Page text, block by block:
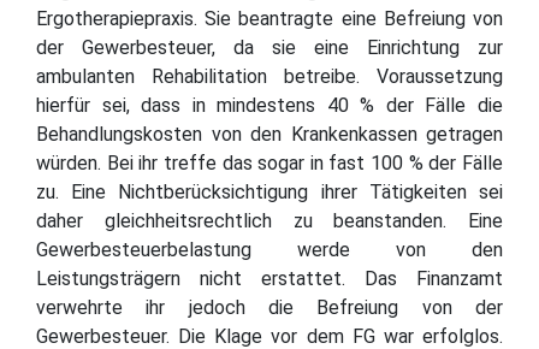
Ergotherapiepraxis. Sie beantragte eine Befreiung von
der Gewerbesteuer, da sie eine Einrichtung zur
ambulanten Rehabilitation betreibe. Voraussetzung
hierfür sei, dass in mindestens 40 % der Fälle die
Behandlungskosten von den Krankenkassen getragen
würden. Bei ihr treffe das sogar in fast 100 % der Fälle
zu. Eine Nichtberücksichtigung ihrer Tätigkeiten sei
daher gleichheitsrechtlich zu beanstanden. Eine
Gewerbesteuerbelastung werde von den
Leistungsträgern nicht erstattet. Das Finanzamt
verwehrte ihr jedoch die Befreiung von der
Gewerbesteuer. Die Klage vor dem FG war erfolglos.